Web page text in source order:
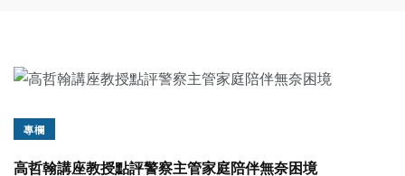
專欄
高哲翰講座教授點評警察主管家庭陪伴無奈困境